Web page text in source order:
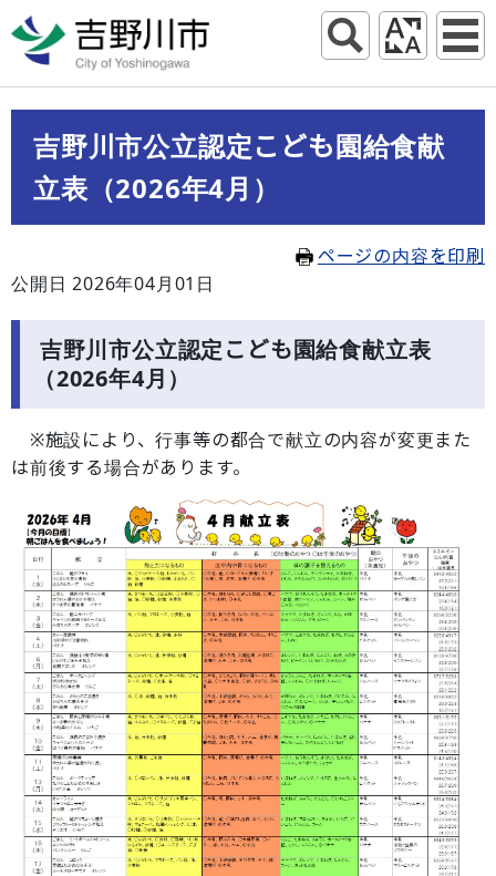
吉野川市公立認定こども園給食献
立表（2026年4月）
ページの内容を印刷
公開日 2026年04月01日
吉野川市公立認定こども園給食献立表
（2026年4月）
※施設により、行事等の都合で献立の内容が変更また
は前後する場合があります。